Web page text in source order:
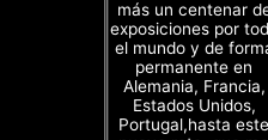
más un centenar
exposiciones por
el mundo y de
permanente en
Alemania, Francia,
Estados Unidos,
Portugal,hasta este